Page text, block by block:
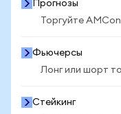
Прогнозы
Торгуйте
Фьючерсы
Лонг или шорт
Стейкинг